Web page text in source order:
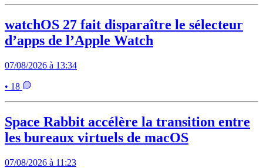
watchOS 27 fait disparaître le sélecteur
d’apps de l’Apple Watch
07/08/2026 à 13:34
• 18
Space Rabbit accélère la transition entre
les bureaux virtuels de macOS
07/08/2026 à 11:23